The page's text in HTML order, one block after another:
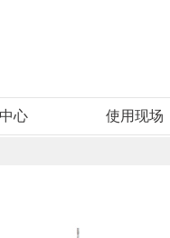
心 使用现场